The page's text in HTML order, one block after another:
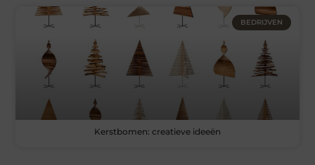
BEDRIJVEN
Kerstbomen: creatieve ideeën